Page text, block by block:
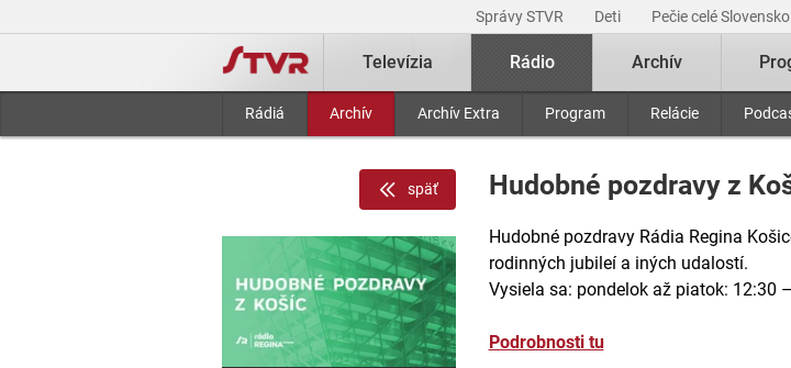
Správy STVR Deti Pečie celé Slovensko
Televízia Rádio
Rádiá Archív Archív Extra Program Relácie
Archív
Hudobné pozdravy z
Hudobné pozdravy Rádia Regina
rodinných jubileí a iných udalostí.
Vysiela sa: pondelok až piatok: 12:30
Podrobnosti tu
späť